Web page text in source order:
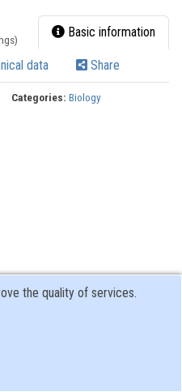
Basic information
data Share
Categories: Biology
the quality of services.